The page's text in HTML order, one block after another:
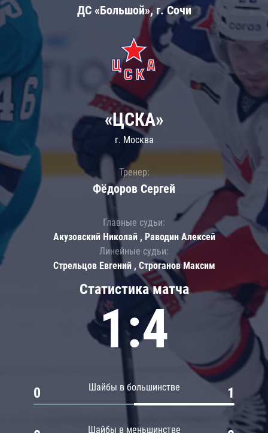
ДС «Большой», г. Сочи
Статистика матча
1:4
Шайбы в большинстве
0 1
Шайбы в меньшинстве
«ЦСКА»
г. Москва
Тренер:
Фёдоров Сергей
Главные судьи:
Акузовский Николай , Раводин Алексей
Линейные судьи:
Стрельцов Евгений , Строганов Максим